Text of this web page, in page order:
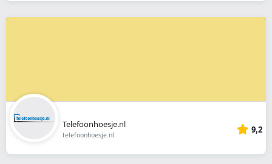
Telefoonhoesje.nl
telefoonhoesje.nl 9,2